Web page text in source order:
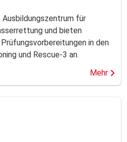
für
und bieten
in den
und Rescue-3 an.
Mehr